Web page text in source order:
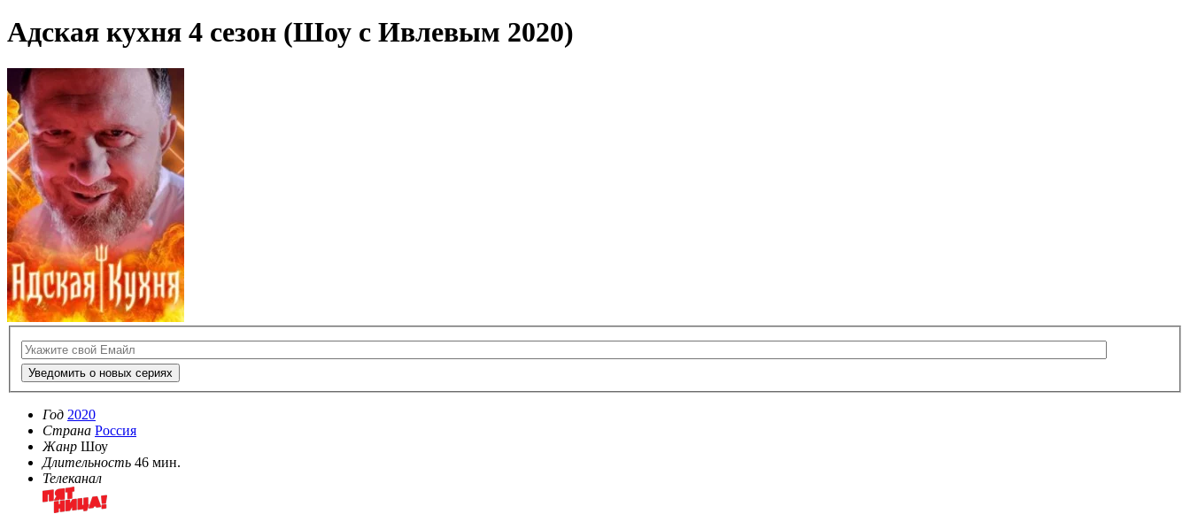
Адская кухня 4 сезон (Шоу с Ивлевым 2020)
Уведомить о новых сериях
Год 2020
Страна Россия
Жанр Шоу
Длительность 46 мин.
Телеканал